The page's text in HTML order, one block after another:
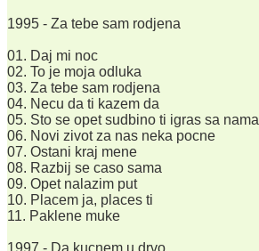
1995 - Za tebe sam rodjena
01. Daj mi noc
02. To je moja odluka
03. Za tebe sam rodjena
04. Necu da ti kazem da
05. Sto se opet sudbino ti igras sa nama
06. Novi zivot za nas neka pocne
07. Ostani kraj mene
08. Razbij se caso sama
09. Opet nalazim put
10. Placem ja, places ti
11. Paklene muke
1997 - Da kucnem u drvo